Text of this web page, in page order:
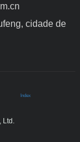
de liga de
cidade de
Index